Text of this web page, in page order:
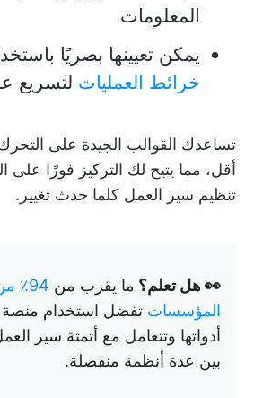
المعلومات
يمكن تعيينها بصريًا
خرائط العمليات لتسريع
تساعدك القوالب الجيدة على
أقل، مما يتيح لك التركيز فورًا على
تنظيم سير العمل كلما حدث تغيير.
👀 هل تعلم؟ ما يقرب من
94٪
المؤسسات تفضل استخدام منصة
أدواتها وتتعامل مع أتمتة سير
بين عدة أنظمة منفصلة.